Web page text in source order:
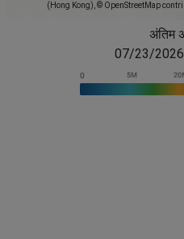
(Hong Kong), © OpenStreetMap
अंतिम
07/23/2026